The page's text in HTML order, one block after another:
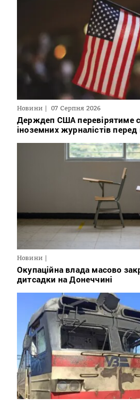
Новини 07 Серпня 2026
Держдеп США перевірятиме
іноземних журналістів
Новини
Окупаційна влада масово
дитсадки на Донеччині